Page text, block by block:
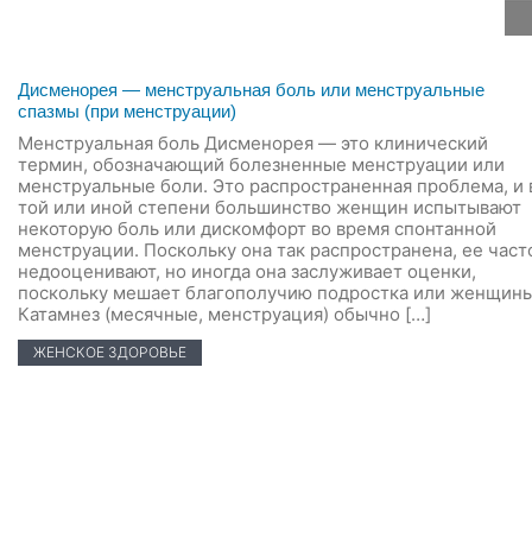
Дисменорея — менструальная боль или менструальные
спазмы (при менструации)
Менструальная боль Дисменорея — это клинический
термин, обозначающий болезненные менструации или
менструальные боли. Это распространенная проблема, и
той или иной степени большинство женщин испытывают
некоторую боль или дискомфорт во время спонтанной
менструации. Поскольку она так распространена, ее
недооценивают, но иногда она заслуживает оценки,
поскольку мешает благополучию подростка или
Катамнез (месячные, менструация) обычно […]
ЖЕНСКОЕ ЗДОРОВЬЕ